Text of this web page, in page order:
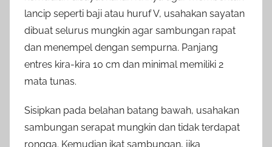
lancip seperti baji atau huruf V, usahakan sayatan
dibuat selurus mungkin agar sambungan rapat
dan menempel dengan sempurna. Panjang
entres kira-kira 10 cm dan minimal memiliki 2
mata tunas.
Sisipkan pada belahan batang bawah, usahakan
sambungan serapat mungkin dan tidak terdapat
rongga. Kemudian ikat sambungan, jika